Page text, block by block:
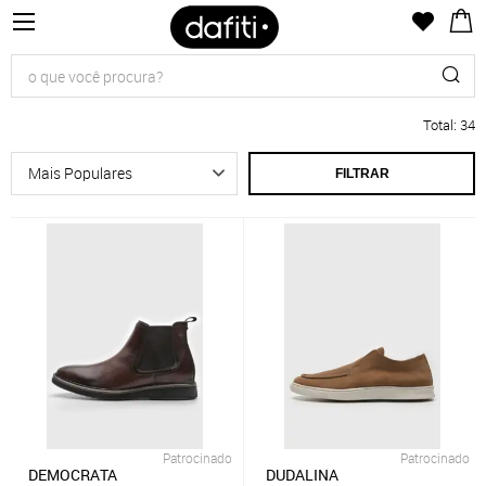
Total: 34
FILTRAR
Patrocinado
DEMOCRATA
Patrocinado
DUDALINA